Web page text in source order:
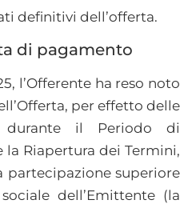
definitivi dell’offerta.
di pagamento
l’Offerente ha reso noto
per effetto delle
durante il Periodo di
la Riapertura dei Termini,
partecipazione superiore
dell’Emittente (la